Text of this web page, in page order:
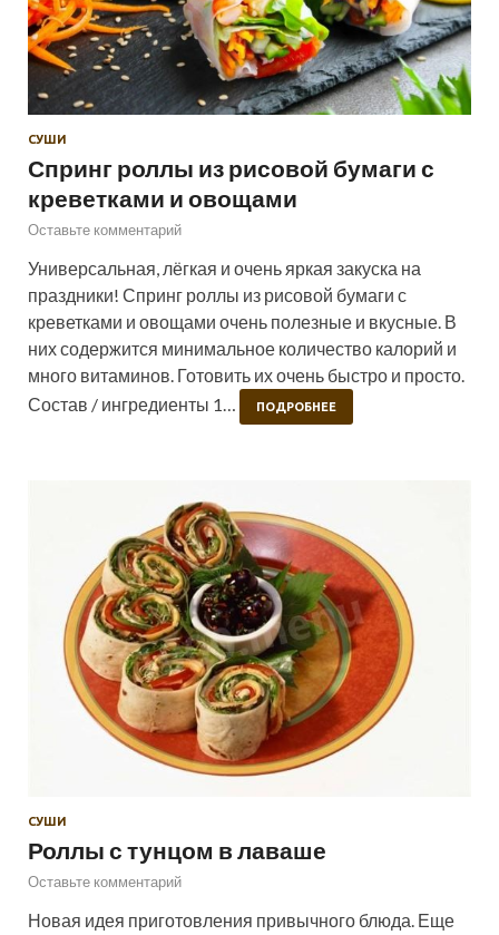
СУШИ
Спринг роллы из рисовой бумаги с
креветками и овощами
Оставьте комментарий
Универсальная, лёгкая и очень яркая закуска на
праздники! Спринг роллы из рисовой бумаги с
креветками и овощами очень полезные и вкусные. В
них содержится минимальное количество калорий и
много витаминов. Готовить их очень быстро и просто.
Состав / ингредиенты 1…
ПОДРОБНЕЕ
СУШИ
Роллы с тунцом в лаваше
Оставьте комментарий
Новая идея приготовления привычного блюда. Еще